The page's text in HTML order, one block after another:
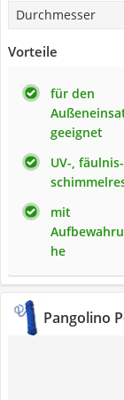
Durchmesser
Vorteile
für den
geeignet
UV-,
mit
he
Pangolino